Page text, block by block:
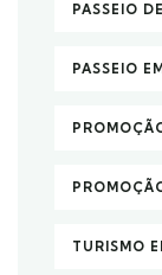
PASSEIO
PASSEIO
TURISMO